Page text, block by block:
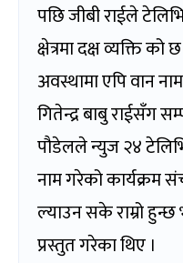
पछि जीबी राईले
क्षेत्रमा दक्ष व्यक्ति
अवस्थामा एपि वान
गितेन्द्र बाबु राईसँग
पौडेलले न्युज २४
नाम गरेको कार्यक्रम
ल्याउन सके राम्रो
प्रस्तुत गरेका थिए ।